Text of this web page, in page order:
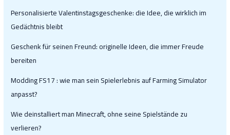
Personalisierte Valentinstagsgeschenke: die Idee, die wirklich im
Gedächtnis bleibt
Geschenk für seinen Freund: originelle Ideen, die immer Freude
bereiten
Modding FS17 : wie man sein Spielerlebnis auf Farming Simulator
anpasst?
Wie deinstalliert man Minecraft, ohne seine Spielstände zu
verlieren?